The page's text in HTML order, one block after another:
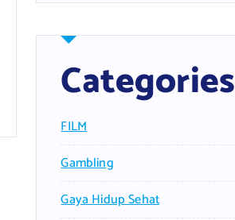
Categories
FILM
Gambling
Gaya Hidup Sehat